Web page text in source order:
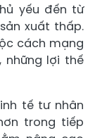
yếu đến từ
xuất thấp.
cách mạng
những lợi thế
tế tư nhân
trong tiếp